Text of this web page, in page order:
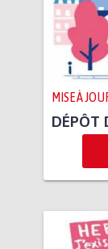
MISE À
DÉPÔT